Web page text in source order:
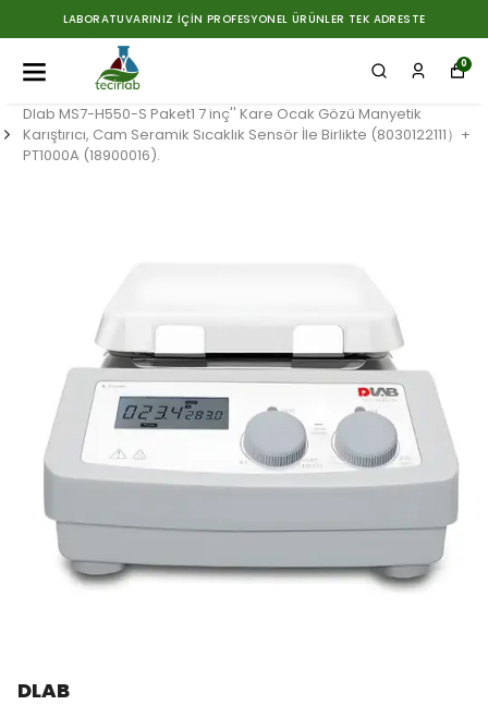
LABORATUVARINIZ İÇIN PROFESYONEL ÜRÜNLER TEK ADRESTE
0
Dlab MS7-H550-S Paket1 7 inç'' Kare Ocak Gözü Manyetik
Karıştırıcı, Cam Seramik Sıcaklık Sensör İle Birlikte (8030122111）+
PT1000A (18900016).
DLAB